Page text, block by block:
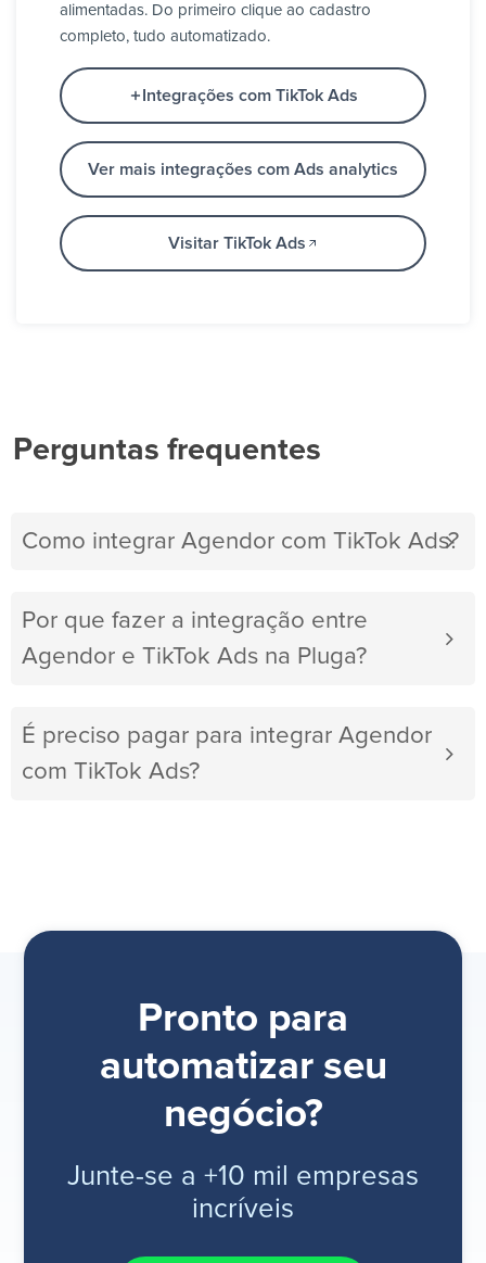
alimentadas. Do primeiro clique ao cadastro
completo, tudo automatizado.
Integrações com TikTok Ads
Ver mais integrações com Ads analytics
Visitar TikTok Ads
Perguntas frequentes
Como integrar Agendor com TikTok Ads?
Por que fazer a integração entre
Agendor e TikTok Ads na Pluga?
É preciso pagar para integrar Agendor
com TikTok Ads?
Pronto para
automatizar seu
negócio?
Junte-se a +10 mil empresas
incríveis